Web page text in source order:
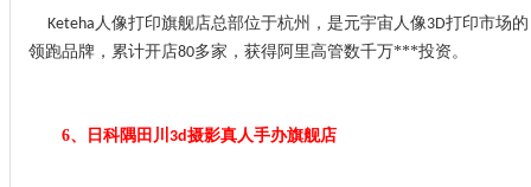
Keteha 人像打印旗舰店总部位于杭州，是元宇宙人像3D打印市场的
领跑品牌，累计开店80多家，获得阿里高管数千万***投资。
6、 日科隅田川 3d摄影真人手办旗舰店